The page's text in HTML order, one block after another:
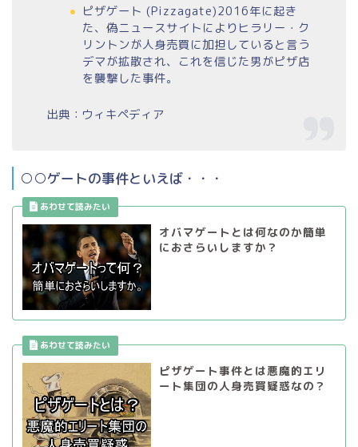
ピザゲート (Pizzagate)2016年に起き
た、偽ニュースサイトによりヒラリー・ク
リントンが人身売買に加担していると言う
デマが拡散され、これを信じた男がピザ店
を襲撃した事件。
出典：ウィキペディア
○○ゲートの事件といえば・・・
オバマゲートとは何なのか簡単
におさらいしますか？
ピザゲート事件とは悪魔的エリ
ート集団の人身売買疑惑なの？